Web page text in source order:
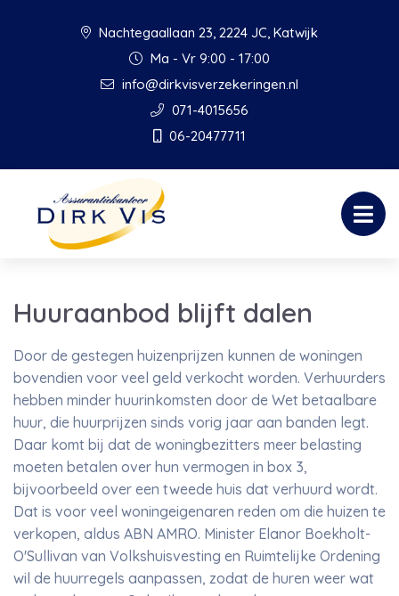
Nachtegaallaan 23, 2224 JC, Katwijk
Ma - Vr 9:00 - 17:00
info@dirkvisverzekeringen.nl
071-4015656
06-20477711
Huuraanbod blijft dalen
Door de gestegen huizenprijzen kunnen de woningen
bovendien voor veel geld verkocht worden. Verhuurders
hebben minder huurinkomsten door de Wet betaalbare
huur, die huurprijzen sinds vorig jaar aan banden legt.
Daar komt bij dat de woningbezitters meer belasting
moeten betalen over hun vermogen in box 3,
bijvoorbeeld over een tweede huis dat verhuurd wordt.
Dat is voor veel woningeigenaren reden om die huizen te
verkopen, aldus ABN AMRO. Minister Elanor Boekholt-
O'Sullivan van Volkshuisvesting en Ruimtelijke Ordening
wil de huurregels aanpassen, zodat de huren weer wat